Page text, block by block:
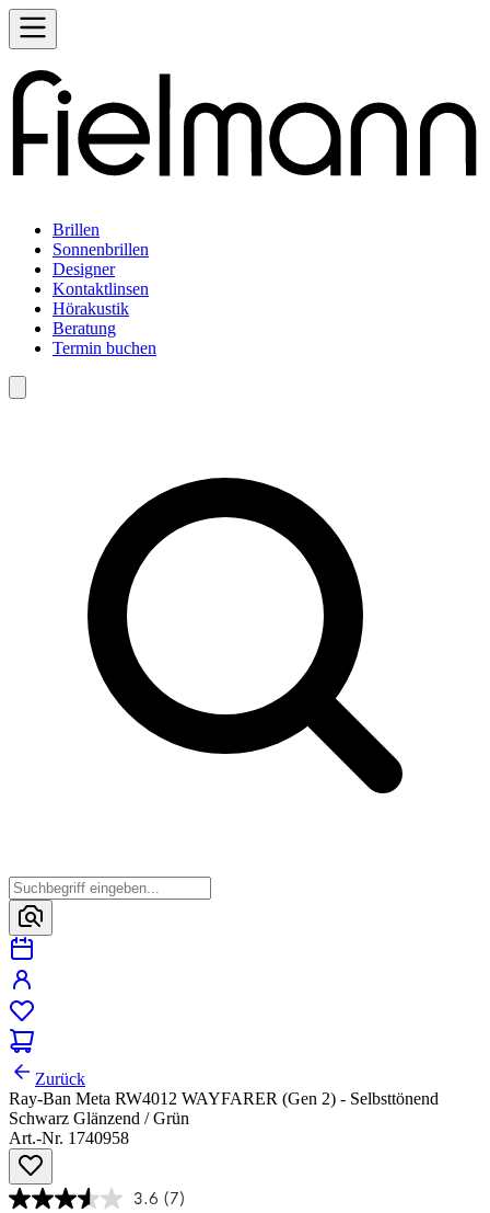
Brillen
Sonnenbrillen
Designer
Kontaktlinsen
Hörakustik
Beratung
Termin buchen
Zurück
Ray-Ban Meta RW4012 WAYFARER (Gen 2) - Selbsttönend
Schwarz Glänzend / Grün
Art.-Nr. 1740958
3.6 (7)